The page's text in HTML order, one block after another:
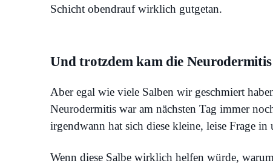
Schicht obendrauf wirklich gutgetan.
Und trotzdem kam die
Aber egal wie viele Salben wir geschmiert
Neurodermitis war am nächsten Tag immer
irgendwann hat sich diese kleine, leise Frage in
Wenn diese Salbe wirklich helfen würde,